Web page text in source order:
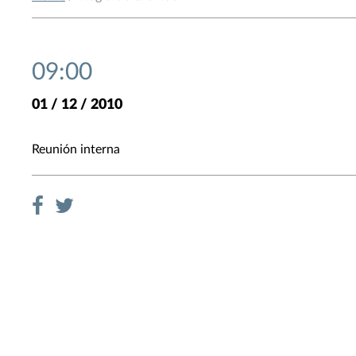
09:00
01 / 12 / 2010
Reunión interna